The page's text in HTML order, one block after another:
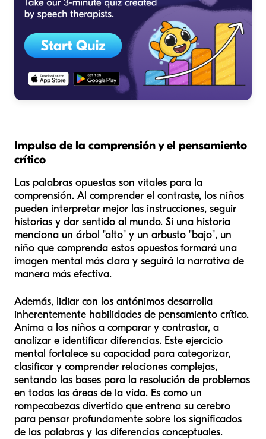
Impulso de la comprensión y el pensamiento
crítico
Las palabras opuestas son vitales para la
comprensión. Al comprender el contraste, los niños
pueden interpretar mejor las instrucciones, seguir
historias y dar sentido al mundo. Si una historia
menciona un árbol "alto" y un arbusto "bajo", un
niño que comprenda estos opuestos formará una
imagen mental más clara y seguirá la narrativa de
manera más efectiva.
Además, lidiar con los antónimos desarrolla
inherentemente habilidades de pensamiento crítico.
Anima a los niños a comparar y contrastar, a
analizar e identificar diferencias. Este ejercicio
mental fortalece su capacidad para categorizar,
clasificar y comprender relaciones complejas,
sentando las bases para la resolución de problemas
en todas las áreas de la vida. Es como un
rompecabezas divertido que entrena su cerebro
para pensar profundamente sobre los significados
de las palabras y las diferencias conceptuales.